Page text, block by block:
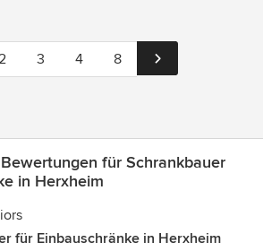
3 4 8
für Schrankbauer
in Herxheim
für Einbauschränke in Herxheim